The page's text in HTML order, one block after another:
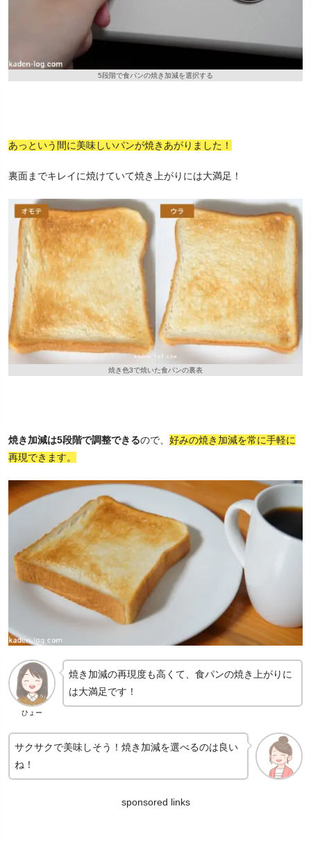
5段階で食パンの焼き加減を選択する
あっという間に美味しいパンが焼きあがりました！
裏面までキレイに焼けていて焼き上がりには大満足！
焼き色3で焼いた食パンの裏表
焼き加減は5段階で調整できるので、 好みの焼き加減を常に手軽に
再現できます。
ひょー
焼き加減の再現度も高くて、食パンの焼き上がりに
は大満足です！
サクサクで美味しそう！焼き加減を選べるのは良い
ね！
sponsored links